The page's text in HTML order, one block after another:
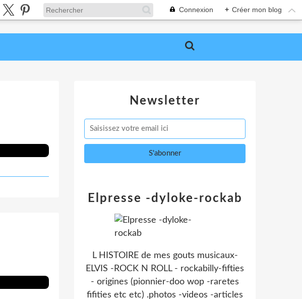
Connexion + Créer mon blog
Newsletter
Elpresse -dyloke-rockab
L HISTOIRE de mes gouts musicaux-
ELVIS -ROCK N ROLL - rockabilly-fifties
- origines (pionnier-doo wop -raretes
fifities etc etc) .photos -videos -articles